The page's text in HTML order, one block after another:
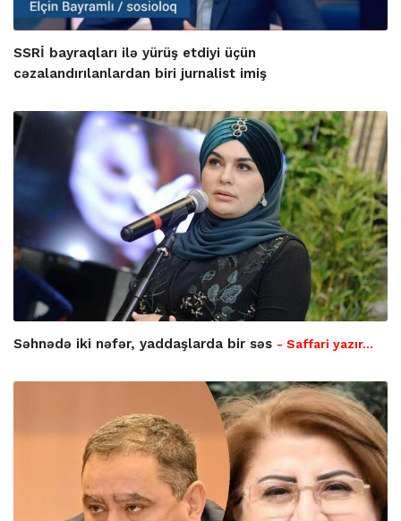
SSRİ bayraqları ilə yürüş etdiyi üçün
cəzalandırılanlardan biri jurnalist imiş
Səhnədə iki nəfər, yaddaşlarda bir səs - Saffari yazır…